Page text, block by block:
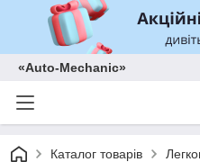
«Auto-Mechanic»
Каталог товарів